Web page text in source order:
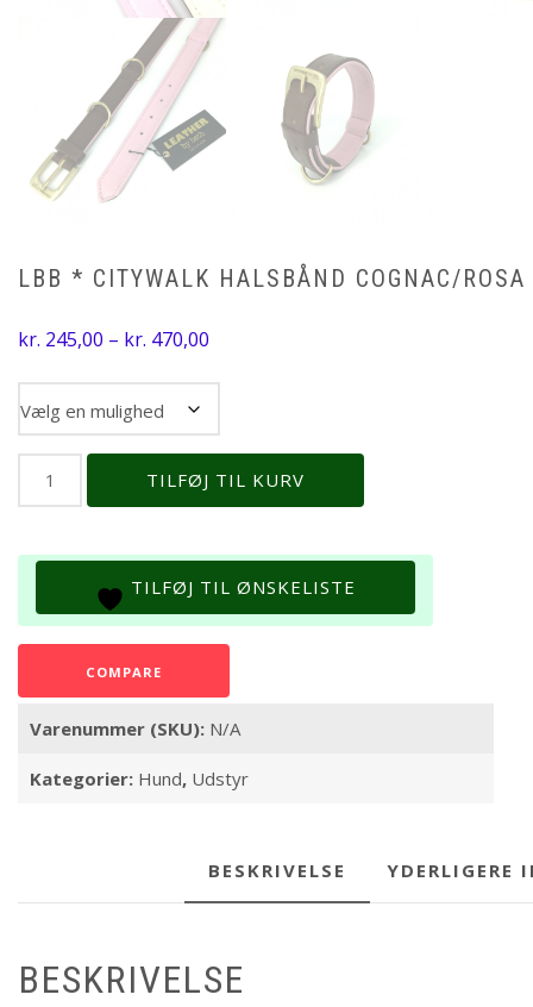
LBB * CITYWALK HALSBÅND COGNAC/ROSA
kr. 245,00 – kr. 470,00
cognac/rosa
TILFØJ TIL KURV
TILFØJ TIL ØNSKELISTE
COMPARE
Varenummer (SKU): N/A
Kategorier: Hund, Udstyr
BESKRIVELSE YDERLIGERE
BESKRIVELSE